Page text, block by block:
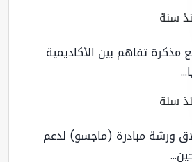
تفاهم بين الأكاديمية
مبادرة (ماجسو) لدعم